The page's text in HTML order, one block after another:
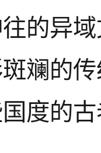
的异
斓的
度的